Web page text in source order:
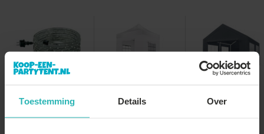
Toestemming Details Over
luxe partytent
grijs semi